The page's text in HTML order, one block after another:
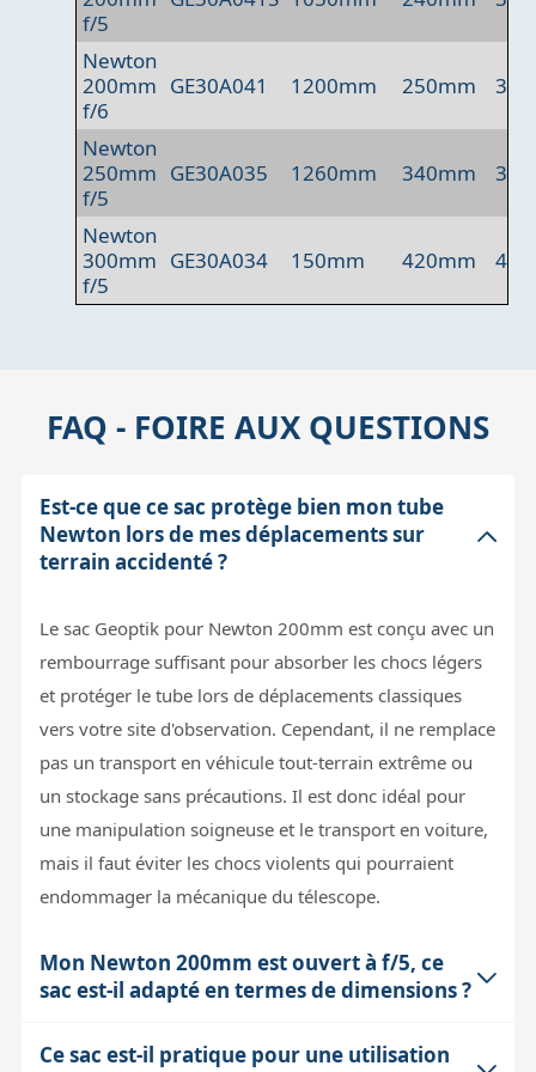
f/5
Newton
200mm
f/6
GE30A041 1200mm 250mm
Newton
250mm
f/5
GE30A035 1260mm 340mm
Newton
300mm
f/5
GE30A034 150mm 420mm
FAQ - FOIRE AUX QUESTIONS
Est-ce que ce sac protège bien mon tube
Newton lors de mes déplacements sur
terrain accidenté ?
Le sac Geoptik pour Newton 200mm est conçu avec un
rembourrage suffisant pour absorber les chocs légers
et protéger le tube lors de déplacements classiques
vers votre site d'observation. Cependant, il ne remplace
pas un transport en véhicule tout-terrain extrême ou
un stockage sans précautions. Il est donc idéal pour
une manipulation soigneuse et le transport en voiture,
mais il faut éviter les chocs violents qui pourraient
endommager la mécanique du télescope.
Mon Newton 200mm est ouvert à f/5, ce
sac est-il adapté en termes de dimensions ?
Oui, le modèle GE30A041S correspond précisément
Ce sac est-il pratique pour une utilisation